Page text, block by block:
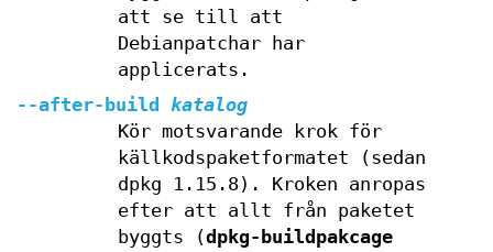
att se till att
Debianpatchar har
applicerats.
--after-build
katalog
Kör motsvarande krok för
källkodspaketformatet (sedan
dpkg 1.15.8). Kroken anropas
efter att allt från paketet
byggts (dpkg-buildpakcage